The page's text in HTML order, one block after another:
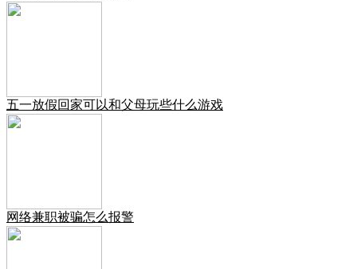
五一放假回家可以和父母玩些什么游戏
网络兼职被骗怎么报警